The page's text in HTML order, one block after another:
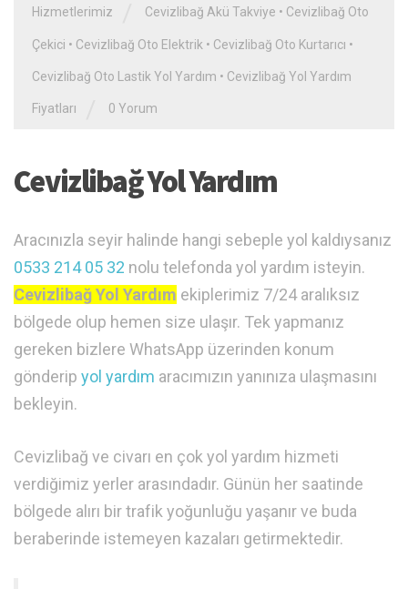
Hizmetlerimiz Cevizlibağ Akü Takviye • Cevizlibağ Oto
Çekici • Cevizlibağ Oto Elektrik • Cevizlibağ Oto Kurtarıcı •
Cevizlibağ Oto Lastik Yol Yardım • Cevizlibağ Yol Yardım
Fiyatları 0 Yorum
Cevizlibağ Yol Yardım
Aracınızla seyir halinde hangi sebeple yol kaldıysanız
0533 214 05 32 nolu telefonda yol yardım isteyin.
Cevizlibağ Yol Yardım ekiplerimiz 7/24 aralıksız
bölgede olup hemen size ulaşır. Tek yapmanız
gereken bizlere WhatsApp üzerinden konum
gönderip yol yardım aracımızın yanınıza ulaşmasını
bekleyin.
Cevizlibağ ve civarı en çok yol yardım hizmeti
verdiğimiz yerler arasındadır. Günün her saatinde
bölgede alırı bir trafik yoğunluğu yaşanır ve buda
beraberinde istemeyen kazaları getirmektedir.